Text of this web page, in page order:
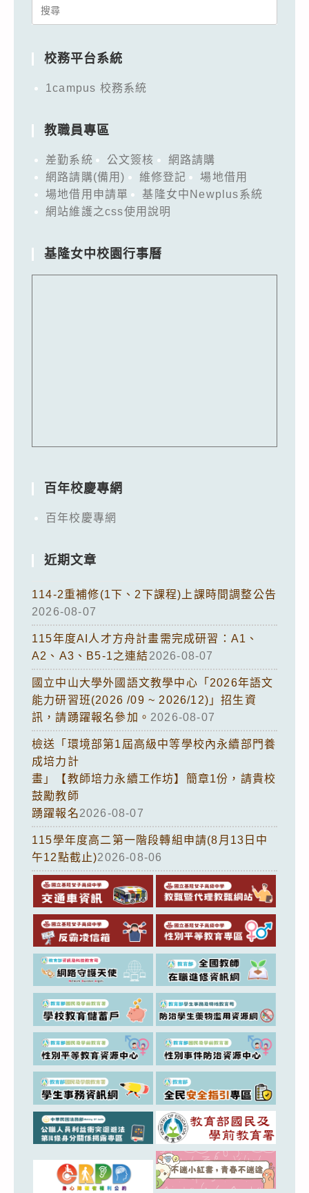
Search
校務平台系統
1campus 校務系統
教職員專區
差勤系統 公文簽核
網路請購
網路請購(備用)
維修登記
場地借用
場地借用申請單
基隆女中Newplus系統
網站維護之css使用說明
基隆女中校園行事曆
百年校慶專網
百年校慶專網
近期文章
114-2重補修(1下、2下課程)上課時間調整公告
2026-08-07
115年度AI人才方舟計畫需完成研習：A1、
A2、A3、B5-1之連結2026-08-07
國立中山大學外國語文教學中心「2026年語文
能力研習班(2026 /09 ~ 2026/12)」招生資
訊，請踴躍報名參加。 2026-08-07
檢送「環境部第1屆高級中等學校內永續部門養
成培力計
畫」【教師培力永續工作坊】簡章1份，請貴校
鼓勵教師
踴躍報名2026-08-07
115學年度高二第一階段轉組申請(8月13日中
午12點截止)2026-08-06